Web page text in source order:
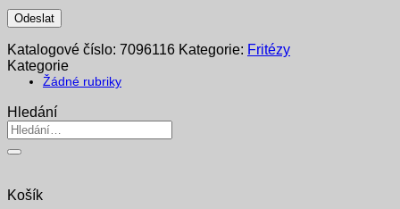
Katalogové číslo: 7096116 Kategorie: Fritézy
Kategorie
Žádné rubriky
Hledání
Hledat:
Košík